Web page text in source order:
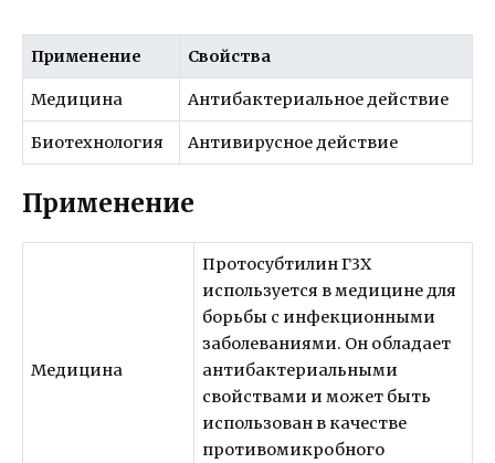
Применение Свойства
Медицина Антибактериальное действие
Биотехнология Антивирусное действие
Применение
Медицина
Протосубтилин Г3Х
используется в медицине для
борьбы с инфекционными
заболеваниями. Он обладает
антибактериальными
свойствами и может быть
использован в качестве
противомикробного